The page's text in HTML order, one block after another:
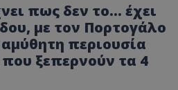
πως δεν το... έχει
με τον Πορτογάλο
περιουσία
που ξεπερνούν τα 4